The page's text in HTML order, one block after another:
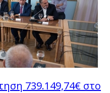
739.149,74€ στο